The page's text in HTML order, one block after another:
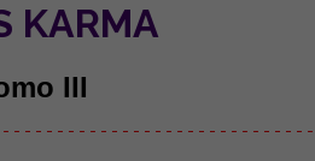
KARMA
III
- - - - - - - - - - - - - - - - - - - - - - - - - - -